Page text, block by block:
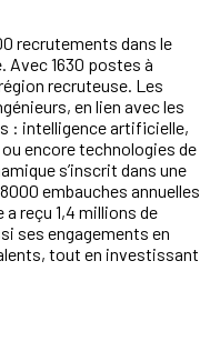
recrutements dans le
Avec 1630 postes à
recruteuse. Les
en lien avec les
: intelligence artificielle,
encore technologies de
s’inscrit dans une
embauches annuelles
reçu 1,4 millions de
ses engagements en
tout en investissant